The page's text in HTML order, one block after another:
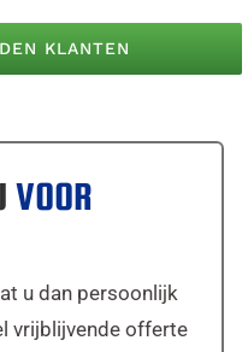
KLANTEN
VOOR
u dan persoonlijk
vrijblijvende offerte